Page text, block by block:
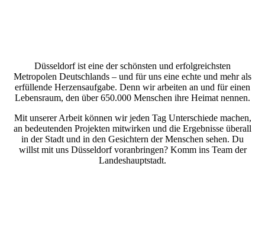
Düsseldorf ist eine der schönsten und erfolgreichsten
Metropolen Deutschlands – und für uns eine echte und mehr als
erfüllende Herzensaufgabe. Denn wir arbeiten an und für einen
Lebensraum, den über 650.000 Menschen ihre Heimat nennen.
Mit unserer Arbeit können wir jeden Tag Unterschiede machen,
an bedeutenden Projekten mitwirken und die Ergebnisse überall
in der Stadt und in den Gesichtern der Menschen sehen. Du
willst mit uns Düsseldorf voranbringen? Komm ins Team der
Landeshauptstadt.